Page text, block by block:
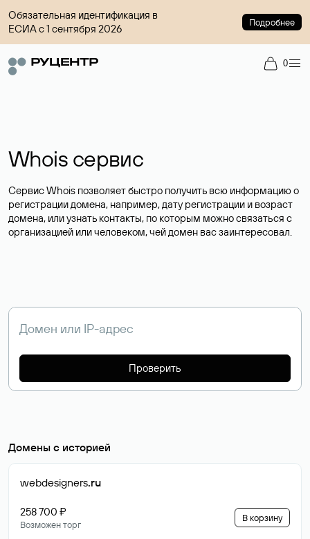
Обязательная идентификация в
ЕСИА с 1 сентября 2026
Подробнее
0
Whois сервис
Сервис Whois позволяет быстро получить всю информацию о
регистрации домена, например, дату регистрации и возраст
домена, или узнать контакты, по которым можно связаться с
организацией или человеком, чей домен вас заинтересовал.
Проверить
Домены с историей
webdesigners.ru
258 700 ₽
Возможен торг
В корзину